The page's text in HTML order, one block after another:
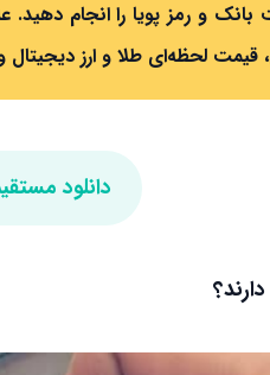
قیمت لحظه‌ای طلا و ارز
دانلود